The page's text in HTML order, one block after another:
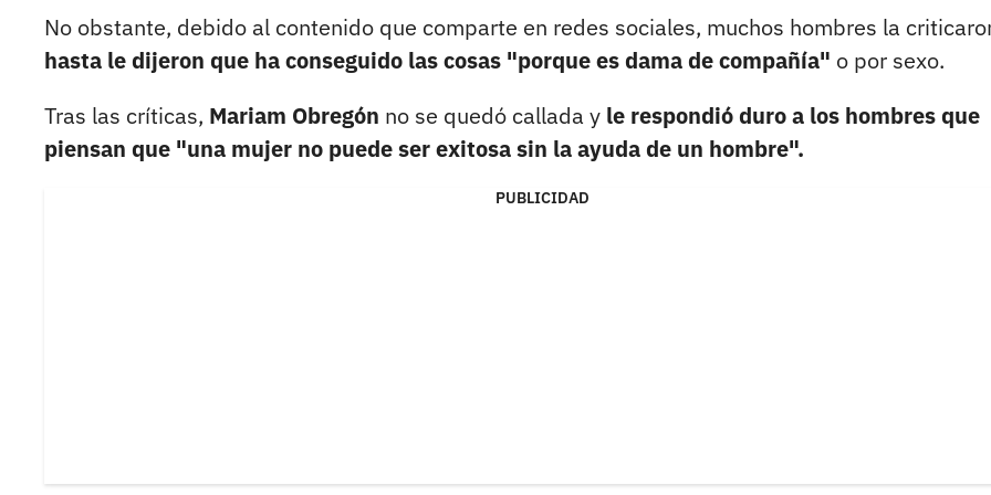
No obstante, debido al contenido que comparte en redes sociales, muchos hombres la
hasta le dijeron que ha conseguido las cosas "porque es dama de compañía" o por sexo.
Tras las críticas, Mariam Obregón no se quedó callada y le respondió duro a los hombres que
piensan que "una mujer no puede ser exitosa sin la ayuda de un hombre".
PUBLICIDAD